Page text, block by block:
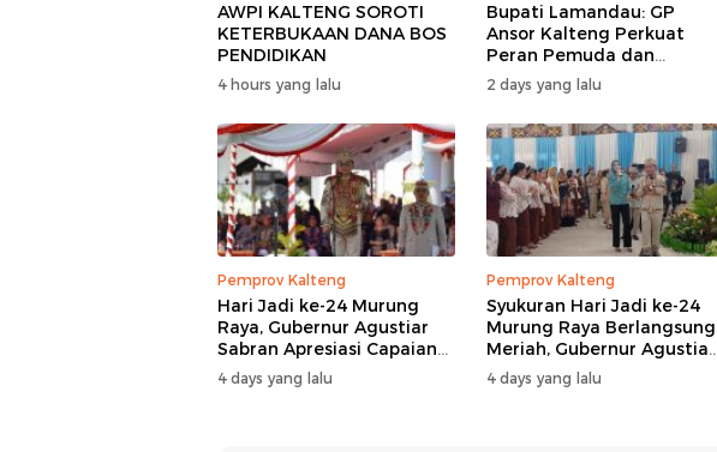
AWPI KALTENG SOROTI
KETERBUKAAN DANA BOS
PENDIDIKAN
4 hours yang lalu
Bupati Lamandau: GP
Ansor Kalteng Perkuat
Peran Pemuda dan
Penanganan Karhutla
2 days yang lalu
Pemprov Kalteng
Hari Jadi ke-24 Murung
Raya, Gubernur Agustiar
Sabran Apresiasi Capaian
Pembangunan
4 days yang lalu
Pemprov Kalteng
Syukuran Hari Jadi ke-24
Murung Raya Berlangsung
Meriah, Gubernur Agustiar
Sabran Hibur Masyarakat
4 days yang lalu